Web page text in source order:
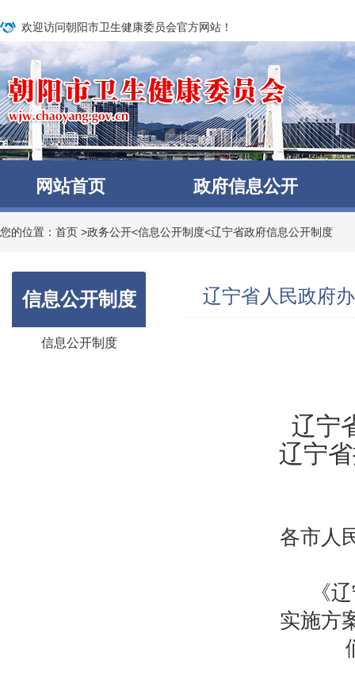
欢迎访问朝阳市卫生健康委员会官方网站！
网站首页 政府信息公开
您的位置： 首页 >政务公开<信息公开制度<辽宁省政府信息公开制度
信息公开制度
信息公开制度
辽宁省人民政府
辽宁
辽宁
各市人
《辽宁
实施方